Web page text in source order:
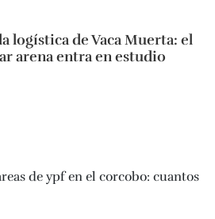
logística de Vaca Muerta: el
arena entra en estudio